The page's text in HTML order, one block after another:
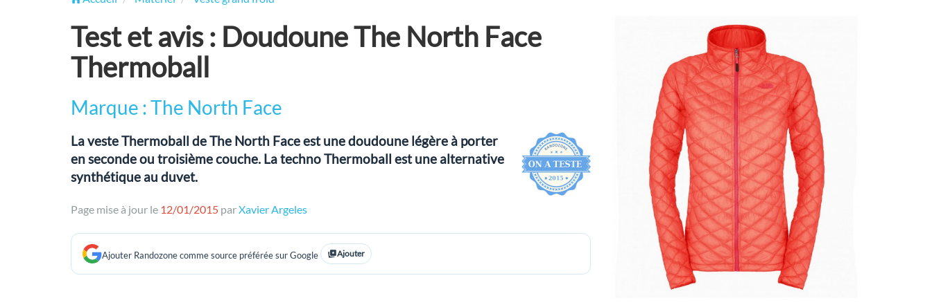
Test et avis : Doudoune The North Face
Thermoball
Marque : The North Face
La veste Thermoball de The North Face est une doudoune légère à porter
en seconde ou troisième couche. La techno Thermoball est une alternative
synthétique au duvet.
Page mise à jour le 12/01/2015 parXavier Argeles
Ajouter Randozone comme source préférée sur Google Ajouter